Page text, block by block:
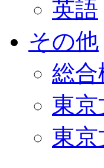
英語
その他
総合
東
東京